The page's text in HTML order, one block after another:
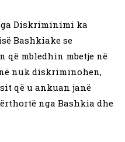
Diskriminimi ka
Bashkiake se
që mbledhin mbetje në
nuk diskriminohen,
që u ankuan janë
nga Bashkia dhe